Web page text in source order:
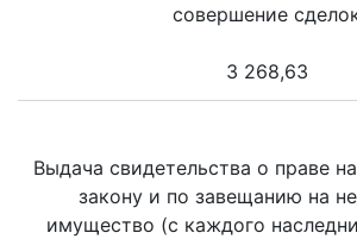
совершение
3 268,63
Выдача свидетельства о праве
закону и по завещанию на
имущество (с каждого